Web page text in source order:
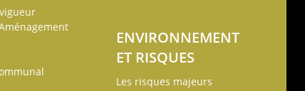
ENVIRONNEMENT
ET RISQUES
Les risques majeurs